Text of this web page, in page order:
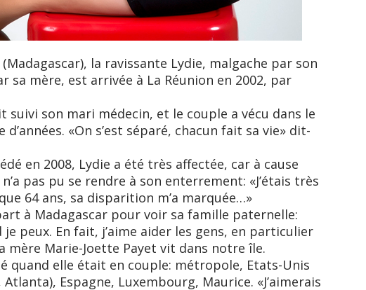
la ravissante Lydie, malgache par son
sa mère, est arrivée à La Réunion en 2002, par
suivi son mari médecin, et le couple a vécu dans le
«On s’est séparé, chacun fait sa vie» dit-
en 2008, Lydie a été très affectée, car à cause
n’a pas pu se rendre à son enterrement: «J’étais très
64 ans, sa disparition m’a marquée…»
à Madagascar pour voir sa famille paternelle:
je peux. En fait, j’aime aider les gens, en particulier
mère Marie-Joette Payet vit dans notre île.
quand elle était en couple: métropole, Etats-Unis
Espagne, Luxembourg, Maurice. «J’aimerais